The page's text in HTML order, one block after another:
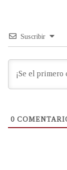
Suscribir
0